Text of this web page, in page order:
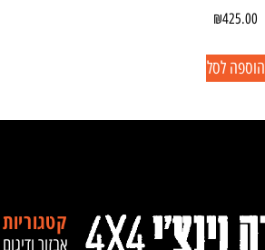
₪425.00
הוספה לסל
אבזור